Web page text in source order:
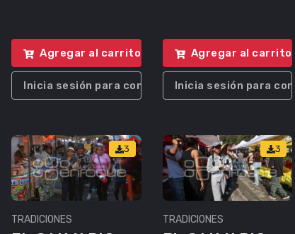
Agregar al carrito
Inicia sesión para comprar
Agregar al carrito
Inicia sesión para
3
TRADICIONES
3
TRADICIONES